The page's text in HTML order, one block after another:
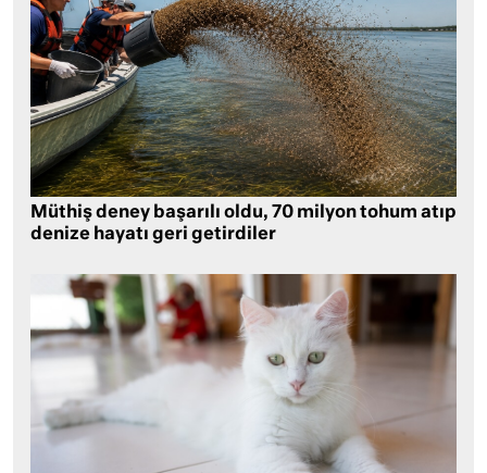
Müthiş deney başarılı oldu, 70 milyon tohum atıp
denize hayatı geri getirdiler